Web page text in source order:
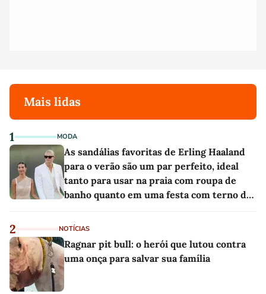
Mais lidas
1 MODA
As sandálias favoritas de Erling Haaland
para o verão são um par perfeito, ideal
tanto para usar na praia com roupa de
banho quanto em uma festa com terno de
2 NOTÍCIAS
Ragnar pit bull: o herói que lutou contra
uma onça para salvar sua família